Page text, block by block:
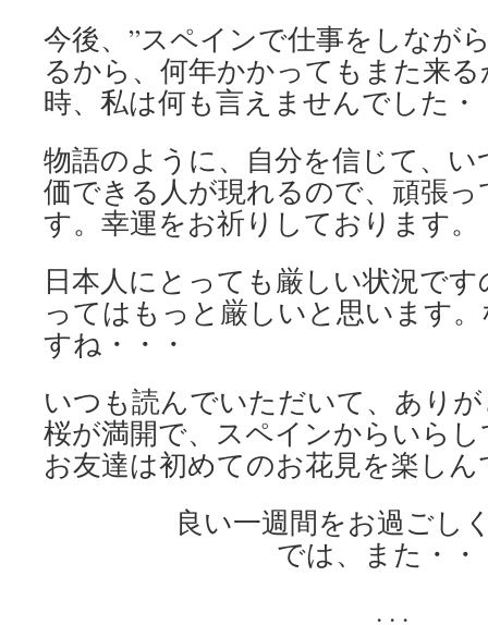
今後、”スペインで仕事をしなが
るから、何年かかってもまた来
時、私は何も言えませんでした・
物語のように、自分を信じて、
価できる人が現れるので、頑張
す。幸運をお祈りしております。
日本人にとっても厳しい状況で
ってはもっと厳しいと思います
すね・・・
いつも読んでいただいて、あり
桜が満開で、スペインからいら
お友達は初めてのお花見を楽し
良い一週間をお過ごし
では、また・・
. . .